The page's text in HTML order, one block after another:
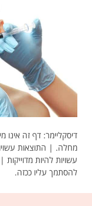
דיסקליימר: דף זה אינו
מחלה. | התוצאות
עשויות להיות מדוייקות
להסתמך עליו ככזה.